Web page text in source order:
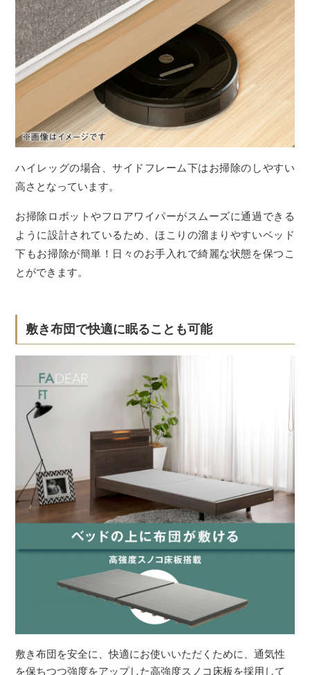
ハイレッグの場合、サイドフレーム下はお掃除のしやすい
高さとなっています。
お掃除ロボットやフロアワイパーがスムーズに通過できる
ように設計されているため、ほこりの溜まりやすいベッド
下もお掃除が簡単！日々のお手入れで綺麗な状態を保つこ
とができます。
敷き布団で快適に眠ることも可能
敷き布団を安全に、快適にお使いいただくために、通気性
を保ちつつ強度をアップした高強度スノコ床板を採用して